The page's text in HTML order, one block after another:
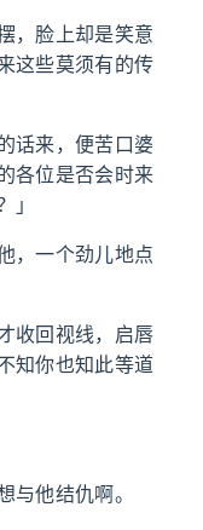
，脸上却是笑意
这些莫须有的传
话来，便苦口婆
各位是否会时来
」
，一个劲儿地点
收回视线，启唇
知你也知此等道
与他结仇啊。